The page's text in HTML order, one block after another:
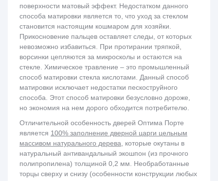
поверхности матовый эффект. Недостатком данного
способа матировки является то, что уход за стеклом
становится настоящим кошмаром для хозяйки.
Прикосновение пальцев оставляет следы, от которых
невозможно избавиться. При протирании тряпкой,
ворсинки цепляются за микросколы и остаются на
стекле. Химическое травление – это промышленный
способ матировки стекла кислотами. Данный способ
матировки исключает недостатки пескоструйного
способа. Этот способ матировки безусловно дороже,
но экономия на нем дорого обходится потребителю.
Отличительной особенность дверей Оптима Порте
является 100% заполнение дверной царги цельным
массивом натурального дерева , которые окутаны в
натуральный антивандальный экошпон (из прочного
полипропилена) толщиной 0,2 мм. Необработанные
торцы сверху и снизу (особенности конструкции любых